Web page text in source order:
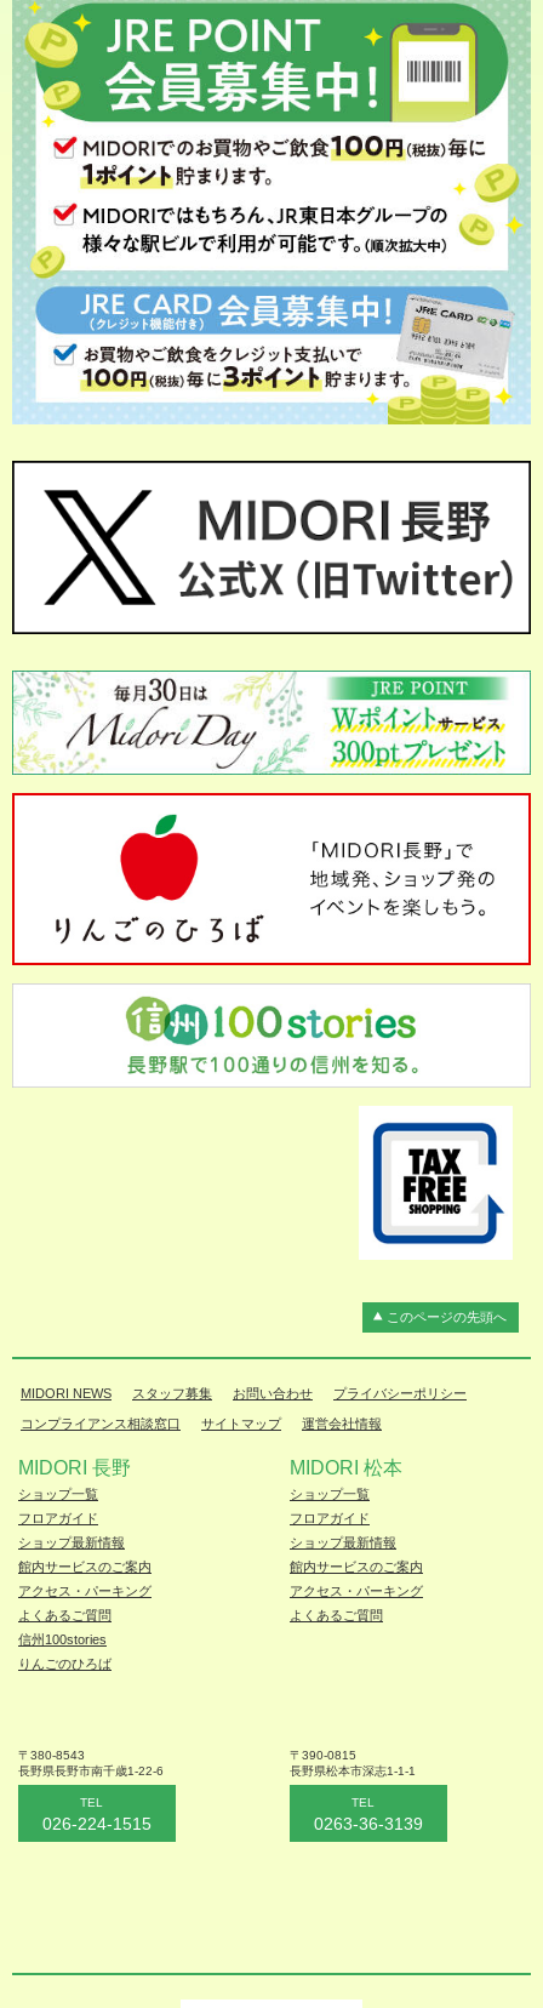
このページの先頭へ
MIDORI NEWS スタッフ募集 お問い合わせ プライバシーポリシー
コンプライアンス相談窓口 サイトマップ 運営会社情報
MIDORI 長野
ショップ一覧
フロアガイド
ショップ最新情報
館内サービスのご案内
アクセス・パーキング
よくあるご質問
信州100stories
りんごのひろば
〒380-8543
長野県長野市南千歳1-22-6
TEL
026-224-1515
MIDORI 松本
ショップ一覧
フロアガイド
ショップ最新情報
館内サービスのご案内
アクセス・パーキング
よくあるご質問
〒390-0815
長野県松本市深志1-1-1
TEL
0263-36-3139